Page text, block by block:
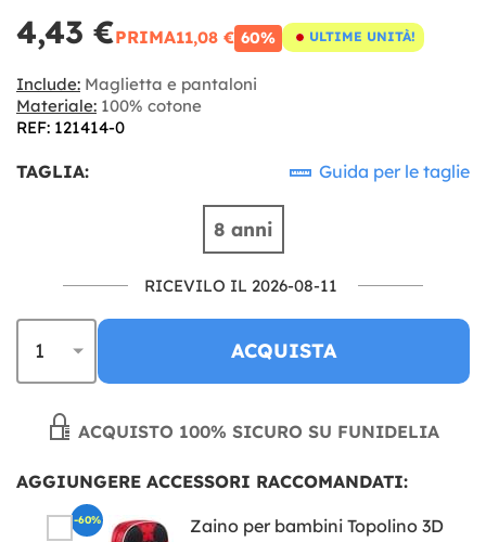
4,43 €PRIMA11,08 € 60% ULTIME UNITÀ!
Include: Maglietta e pantaloni
Materiale: 100% cotone
REF: 121414-0
TAGLIA: Guida per le taglie
8 anni
RICEVILO IL 2026-08-11
ACQUISTA
ACQUISTO 100% SICURO SU FUNIDELIA
AGGIUNGERE ACCESSORI RACCOMANDATI:
Zaino per bambini Topolino 3D
-60%